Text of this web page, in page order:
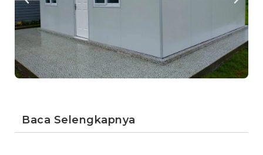
Baca Selengkapnya